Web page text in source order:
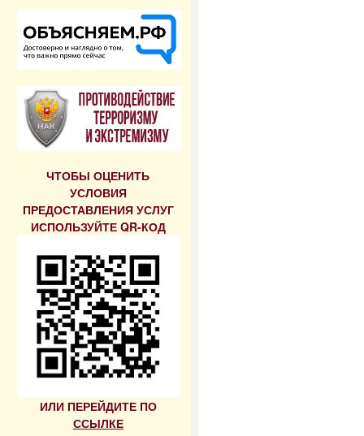
ЧТОБЫ ОЦЕНИТЬ
УСЛОВИЯ
ПРЕДОСТАВЛЕНИЯ УСЛУГ
ИСПОЛЬЗУЙТЕ QR-КОД
ИЛИ ПЕРЕЙДИТЕ ПО
ССЫЛКЕ